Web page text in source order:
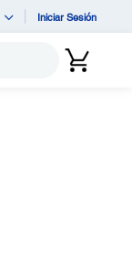
Iniciar Sesión